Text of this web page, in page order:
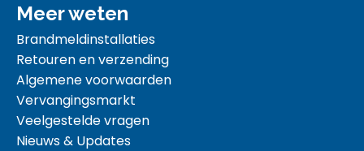
Meer weten
Brandmeldinstallaties
Retouren en verzending
Algemene voorwaarden
Vervangingsmarkt
Veelgestelde vragen
Nieuws & Updates